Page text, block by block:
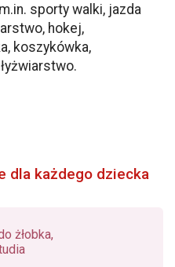
sporty walki, jazda
hokej,
koszykówka,
dla każdego dziecka
żłobka,
szkoły i na studia